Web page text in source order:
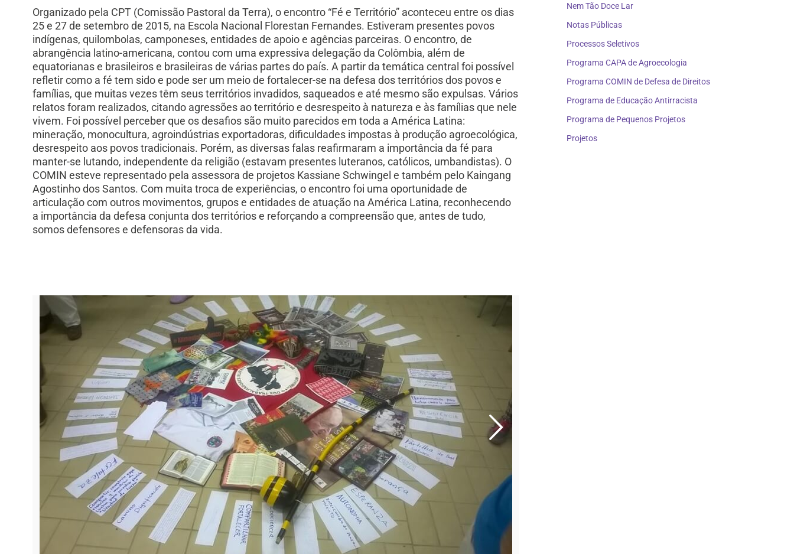
Organizado pela CPT (Comissão Pastoral da Terra), o encontro “Fé e Território” aconteceu entre os dias
25 e 27 de setembro de 2015, na Escola Nacional Florestan Fernandes. Estiveram presentes povos
indígenas, quilombolas, camponeses, entidades de apoio e agências parceiras. O encontro, de
abrangência latino-americana, contou com uma expressiva delegação da Colômbia, além de
equatorianas e brasileiros e brasileiras de várias partes do país. A partir da temática central foi possível
refletir como a fé tem sido e pode ser um meio de fortalecer-se na defesa dos territórios dos povos e
famílias, que muitas vezes têm seus territórios invadidos, saqueados e até mesmo são expulsas. Vários
relatos foram realizados, citando agressões ao território e desrespeito à natureza e às famílias que nele
vivem. Foi possível perceber que os desafios são muito parecidos em toda a América Latina:
mineração, monocultura, agroindústrias exportadoras, dificuldades impostas à produção agroecológica,
desrespeito aos povos tradicionais. Porém, as diversas falas reafirmaram a importância da fé para
manter-se lutando, independente da religião (estavam presentes luteranos, católicos, umbandistas). O
COMIN esteve representado pela assessora de projetos Kassiane Schwingel e também pelo Kaingang
Agostinho dos Santos. Com muita troca de experiências, o encontro foi uma oportunidade de
articulação com outros movimentos, grupos e entidades de atuação na América Latina, reconhecendo
a importância da defesa conjunta dos territórios e reforçando a compreensão que, antes de tudo,
somos defensores e defensoras da vida.
Nem Tão Doce Lar
Notas Públicas
Processos Seletivos
Programa CAPA de Agroecologia
Programa COMIN de Defesa de Direitos
Programa de Educação Antirracista
Programa de Pequenos Projetos
Projetos